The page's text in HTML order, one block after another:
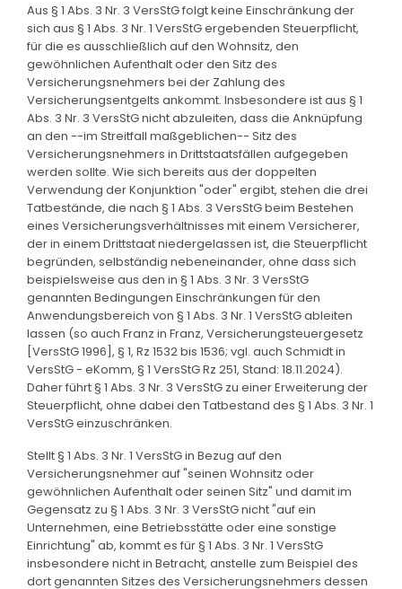
Aus § 1 Abs. 3 Nr. 3 VersStG folgt keine Einschränkung der
sich aus § 1 Abs. 3 Nr. 1 VersStG ergebenden Steuerpflicht,
für die es ausschließlich auf den Wohnsitz, den
gewöhnlichen Aufenthalt oder den Sitz des
Versicherungsnehmers bei der Zahlung des
Versicherungsentgelts ankommt. Insbesondere ist aus § 1
Abs. 3 Nr. 3 VersStG nicht abzuleiten, dass die Anknüpfung
an den --im Streitfall maßgeblichen-- Sitz des
Versicherungsnehmers in Drittstaatsfällen aufgegeben
werden sollte. Wie sich bereits aus der doppelten
Verwendung der Konjunktion "oder" ergibt, stehen die drei
Tatbestände, die nach § 1 Abs. 3 VersStG beim Bestehen
eines Versicherungsverhältnisses mit einem Versicherer,
der in einem Drittstaat niedergelassen ist, die Steuerpflicht
begründen, selbständig nebeneinander, ohne dass sich
beispielsweise aus den in § 1 Abs. 3 Nr. 3 VersStG
genannten Bedingungen Einschränkungen für den
Anwendungsbereich von § 1 Abs. 3 Nr. 1 VersStG ableiten
lassen (so auch Franz in Franz, Versicherungsteuergesetz
[VersStG 1996], § 1, Rz 1532 bis 1536; vgl. auch Schmidt in
VersStG - eKomm, § 1 VersStG Rz 251, Stand: 18.11.2024).
Daher führt § 1 Abs. 3 Nr. 3 VersStG zu einer Erweiterung der
Steuerpflicht, ohne dabei den Tatbestand des § 1 Abs. 3 Nr. 1
VersStG einzuschränken.
Stellt § 1 Abs. 3 Nr. 1 VersStG in Bezug auf den
Versicherungsnehmer auf "seinen Wohnsitz oder
gewöhnlichen Aufenthalt oder seinen Sitz" und damit im
Gegensatz zu § 1 Abs. 3 Nr. 3 VersStG nicht "auf ein
Unternehmen, eine Betriebsstätte oder eine sonstige
Einrichtung" ab, kommt es für § 1 Abs. 3 Nr. 1 VersStG
insbesondere nicht in Betracht, anstelle zum Beispiel des
dort genannten Sitzes des Versicherungsnehmers dessen